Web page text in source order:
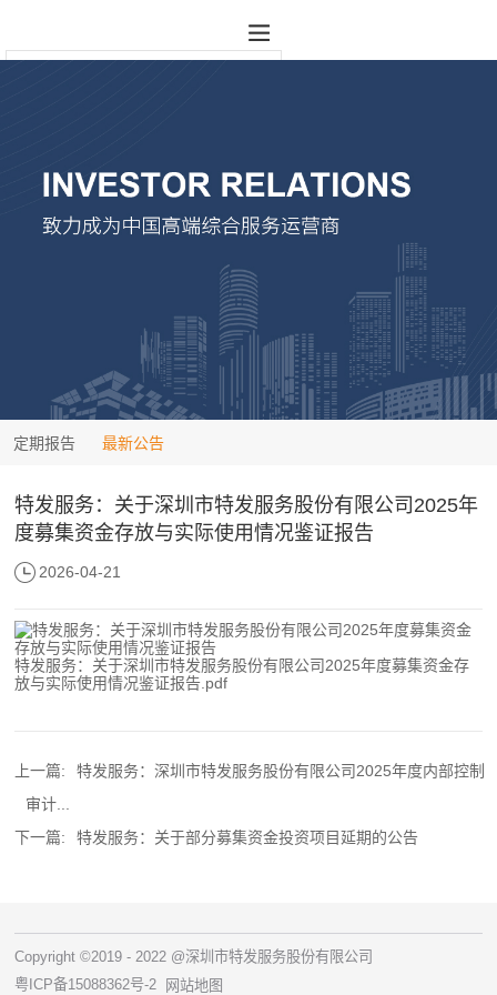
定期报告 最新公告
特发服务：关于深圳市特发服务股份有限公司2025年
度募集资金存放与实际使用情况鉴证报告
2026-04-21
特发服务：关于深圳市特发服务股份有限公司2025年度募集资金存
放与实际使用情况鉴证报告.pdf
上一篇:
特发服务：深圳市特发服务股份有限公司2025年度内部控制
审计...
下一篇:
特发服务：关于部分募集资金投资项目延期的公告
Copyright ©2019 - 2022 @深圳市特发服务股份有限公司
粤ICP备15088362号-2
网站地图